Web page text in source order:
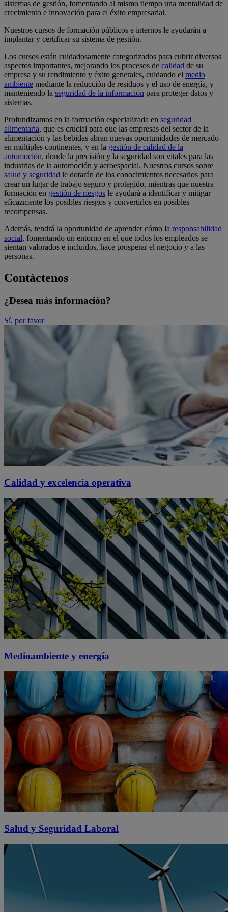
sistemas de gestión, fomentando al mismo tiempo una mentalidad de
crecimiento e innovación para el éxito empresarial.
Nuestros cursos de formación públicos e internos le ayudarán a
implantar y certificar su sistema de gestión.
Los cursos están cuidadosamente categorizados para cubrir diversos
aspectos importantes, mejorando los procesos de calidad de su
empresa y su rendimiento y éxito generales, cuidando el medio
ambiente mediante la reducción de residuos y el uso de energía, y
manteniendo la seguridad de la información para proteger datos y
sistemas.
Profundizamos en la formación especializada en seguridad
alimentaria, que es crucial para que las empresas del sector de la
alimentación y las bebidas abran nuevas oportunidades de mercado
en múltiples continentes, y en la gestión de calidad de la
automoción, donde la precisión y la seguridad son vitales para las
industrias de la automoción y aeroespacial. Nuestros cursos sobre
salud y seguridad le dotarán de los conocimientos necesarios para
crear un lugar de trabajo seguro y protegido, mientras que nuestra
formación en gestión de riesgos le ayudará a identificar y mitigar
eficazmente los posibles riesgos y convertirlos en posibles
recompensas.
Además, tendrá la oportunidad de aprender cómo la responsabilidad
social, fomentando un entorno en el que todos los empleados se
sientan valorados e incluidos, hace prosperar el negocio y a las
personas.
Contáctenos
¿Desea más información?
Sí, por favor
Calidad y excelencia operativa
Medioambiente y energía
Salud y Seguridad Laboral